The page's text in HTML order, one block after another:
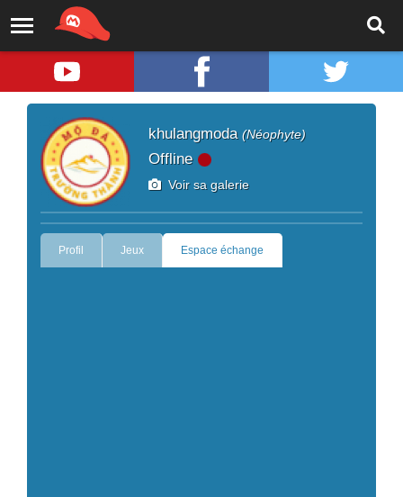
khulangmoda (Néophyte)
Offline
Voir sa galerie
Profil Jeux Espace échange